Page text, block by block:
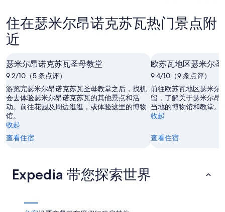
苏
瓦
今
晚
的
价
格，
入
住
日
期
为
6
日
诺
克
苏
瓦
明
晚
的
价
格，
入
住
日
8
月
尔
昂
诺
克
苏
瓦
本
周
末
的
价
格，
日
期
瑟
米
尔
昂
诺
克
苏
瓦
下
周
末
的
入
住
住在瑟米尔昂诺克苏瓦热门景点附
近
瑟米尔昂诺克苏瓦圣母教堂
9.2/10（5 条点评）
游览完瑟米尔昂诺克苏瓦圣母教堂之后，找机
会去体验瑟米尔昂诺克苏瓦的其他景点和活
动。前往花园及周边逛逛，或体验这里的博物
馆。
收起
查看住宿
欧苏瓦地区瑟米尔
9.4/10（9 条点评）
前往欧苏瓦地区瑟米尔
留，了解关于瑟米尔昂
当地的博物馆和教堂。
收起
查看住宿
Expedia 带您探索世界